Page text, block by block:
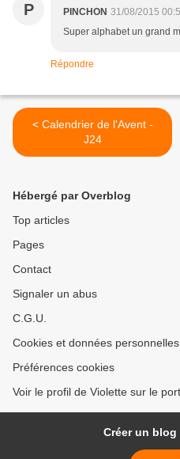
P PINCHON 31/08/2015
Super alphabet un grand
Répondre
< Calendrier de l'Avent -
J24
Hébergé par Overblog
Top articles
Pages
Contact
Signaler un abus
C.G.U.
Cookies et données personnelles
Préférences cookies
Voir le profil de Violette sur le
Créer un